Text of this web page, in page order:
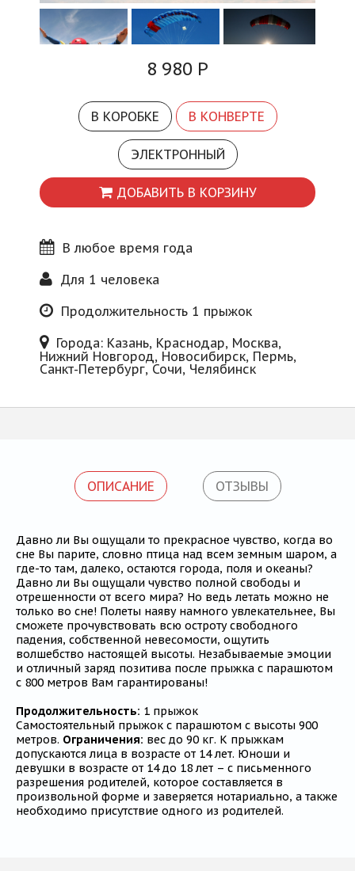
Блог
8 980 Р
В КОРОБКЕ В КОНВЕРТЕ
ЭЛЕКТРОННЫЙ
ДОБАВИТЬ В КОРЗИНУ
В любое время года
Для 1 человека
Продолжительность 1 прыжок
Города: Казань, Краснодар, Москва,
Нижний Новгород, Новосибирск, Пермь,
Санкт-Петербург, Сочи, Челябинск
ОПИСАНИЕ ОТЗЫВЫ
Давно ли Вы ощущали то прекрасное чувство, когда во
сне Вы парите, словно птица над всем земным шаром, а
где-то там, далеко, остаются города, поля и океаны?
Давно ли Вы ощущали чувство полной свободы и
отрешенности от всего мира? Но ведь летать можно не
только во сне! Полеты наяву намного увлекательнее, Вы
сможете прочувствовать всю остроту свободного
падения, собственной невесомости, ощутить
волшебство настоящей высоты. Незабываемые эмоции
и отличный заряд позитива после прыжка с парашютом
с 800 метров Вам гарантированы!
Продолжительность: 1 прыжок
Самостоятельный прыжок с парашютом с высоты 900
метров. Ограничения: вес до 90 кг. К прыжкам
допускаются лица в возрасте от 14 лет. Юноши и
девушки в возрасте от 14 до 18 лет – с письменного
разрешения родителей, которое составляется в
произвольной форме и заверяется нотариально, а также
необходимо присутствие одного из родителей.